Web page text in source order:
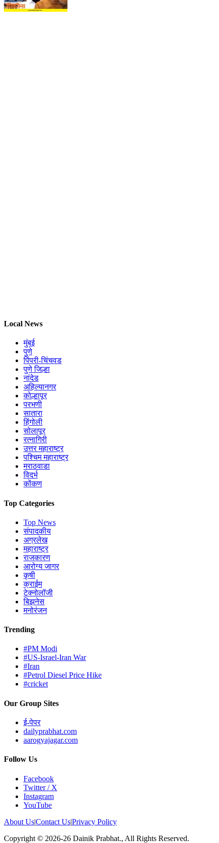
Local News
मुंबई
पुणे
पिंपरी-चिंचवड
पुणे जिल्हा
नांदेड
अहिल्यानगर
कोल्हापूर
परभणी
सातारा
हिंगोली
सोलापूर
रत्नागिरी
उत्तर महाराष्ट्र
पश्चिम महाराष्ट्र
मराठवाडा
विदर्भ
कोंकण
Top Categories
Top News
संपादकीय
अग्रलेख
महाराष्ट्र
राजकारण
आरोग्य जागर
कृषी
क्राईम
टेक्नोलॉजी
बिझनेस
मनोरंजन
Trending
#PM Modi
#US-Israel-Iran War
#Iran
#Petrol Diesel Price Hike
#cricket
Our Group Sites
ई-पेपर
dailyprabhat.com
aarogyajagar.com
Follow Us
Facebook
Twitter / X
Instagram
YouTube
About Us|Contact Us|Privacy Policy
Copyright © 2026-26 Dainik Prabhat., All Rights Reserved.